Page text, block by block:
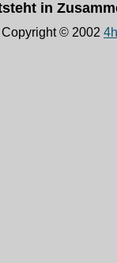
in
Copyright © 2002